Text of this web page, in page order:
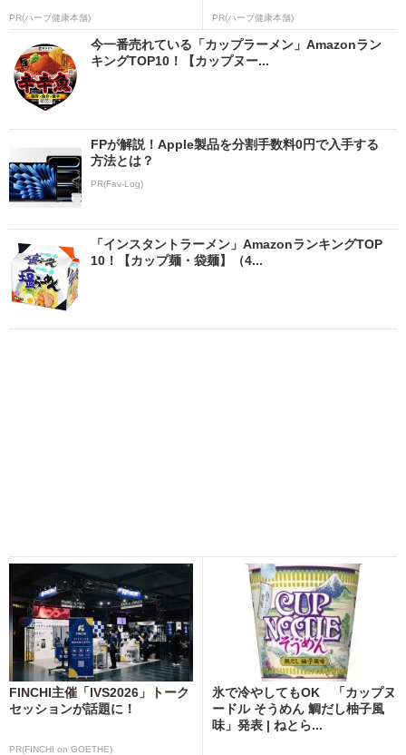
PR(ハーブ健康本舗) PR(ハーブ健康本舗)
今一番売れている「カップラーメン」Amazonラン
キングTOP10！【カップヌー...
FPが解説！Apple製品を分割手数料0円で入手する
方法とは？
PR(Fav-Log)
「インスタントラーメン」AmazonランキングTOP
10！【カップ麺・袋麺】（4...
FINCHI主催「IVS2026」トーク
セッションが話題に！
PR(FINCHI on GOETHE)
氷で冷やしてもOK 「カップヌ
ードル そうめん 鯛だし柚子風
味」発表 | ねとら...